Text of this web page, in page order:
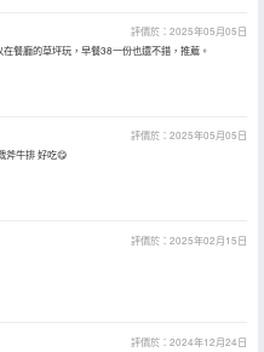
評價於：2025年05月05日
餐廳的草坪玩，早餐38一份也還不錯，推薦。
評價於：2025年05月05日
斧牛排 好吃😋
評價於：2025年02月15日
評價於：2024年12月24日